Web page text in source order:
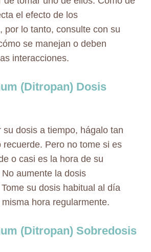
el efecto de los
por lo tanto, consulte con su
se manejan o deben
interacciones.
(Ditropan) Dosis
su dosis a tiempo, hágalo tan
recuerde. Pero no tome si es
o casi es la hora de su
aumente la dosis
su dosis habitual al día
hora regularmente.
(Ditropan) Sobredosis